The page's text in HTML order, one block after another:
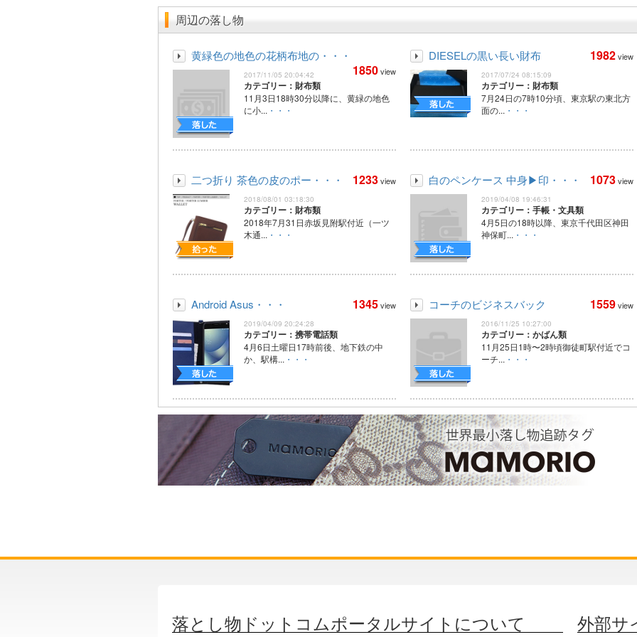
周辺の落し物
黄緑色の地色の花柄布地の・・・
1850view
2017/11/05 20:04:42
カテゴリー：財布類
11月3日18時30分以降に、黄緑の地色
に小... ・・・
DIESELの黒い長い財布 1982view
2017/07/24 08:15:09
カテゴリー：財布類
7月24日の7時10分頃、東京駅の東北方
面の... ・・・
二つ折り 茶色の皮のポー・・・ 1233view
2018/08/01 03:18:30
カテゴリー：財布類
2018年7月31日赤坂見附駅付近（一ツ
木通... ・・・
白のペンケース 中身▶印・・・ 1073view
2019/04/08 19:46:31
カテゴリー：手帳・文具類
4月5日の18時以降、東京千代田区神田
神保町... ・・・
Android Asus・・・ 1345view
2019/04/09 20:24:28
カテゴリー：携帯電話類
4月6日土曜日17時前後、地下鉄の中
か、駅構... ・・・
コーチのビジネスバック 1559view
2016/11/25 10:27:00
カテゴリー：かばん類
11月25日1時〜2時頃御徒町駅付近でコ
ーチ... ・・・
落とし物ドットコムポータルサイトについて 外部サ